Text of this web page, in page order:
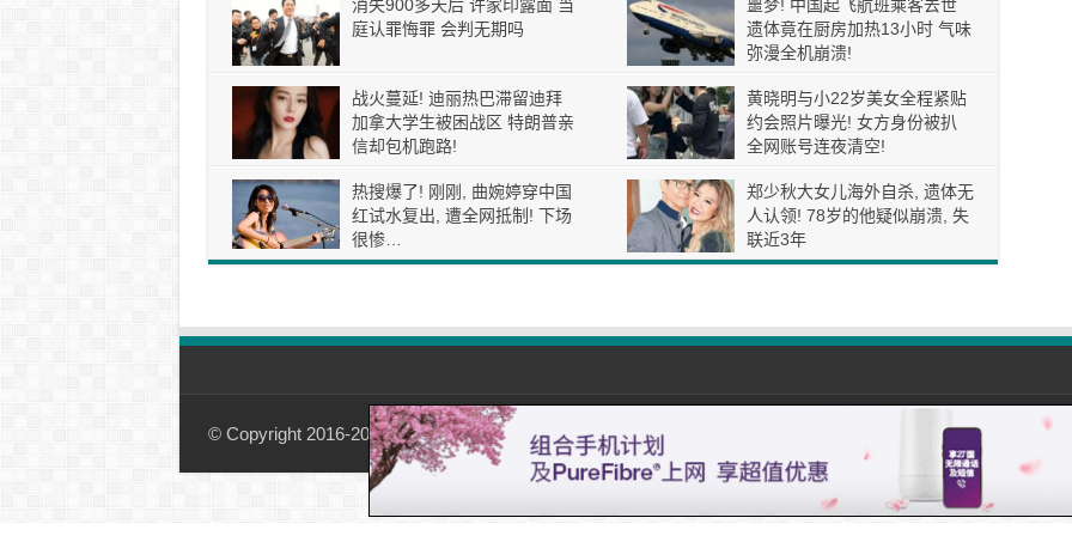
消失900多天后 许家印露面 当
庭认罪悔罪 会判无期吗
噩梦! 中国起飞航班乘客去世
遗体竟在厨房加热13小时 气味
弥漫全机崩溃!
战火蔓延! 迪丽热巴滞留迪拜
加拿大学生被困战区 特朗普亲
信却包机跑路!
黄晓明与小22岁美女全程紧贴
约会照片曝光! 女方身份被扒
全网账号连夜清空!
热搜爆了! 刚刚, 曲婉婷穿中国
红试水复出, 遭全网抵制! 下场
很惨…
郑少秋大女儿海外自杀, 遗体无
人认领! 78岁的他疑似崩溃, 失
联近3年
© Copyright 2016-2026, 加国观察-01simple.com All Rights Reserved. | | Email: